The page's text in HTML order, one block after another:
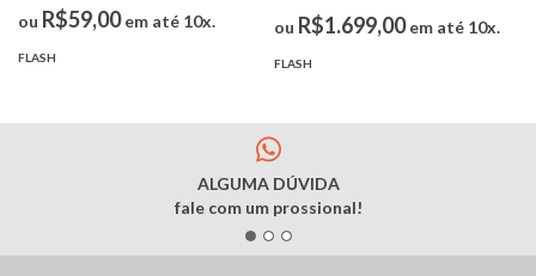
ou R$59,00em até 10x.
FLASH
ou R$1.699,00em até 10x.
FLASH
ALGUMA DÚVIDA
fale com um prossional!